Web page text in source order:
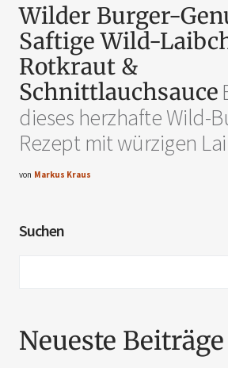
Wilder Burger-
Saftige Wild-
Rotkraut &
Schnittlauchsauce
dieses herzhafte Wild-
Rezept mit würzigen
von Markus Kraus
Suchen
Neueste Beiträge